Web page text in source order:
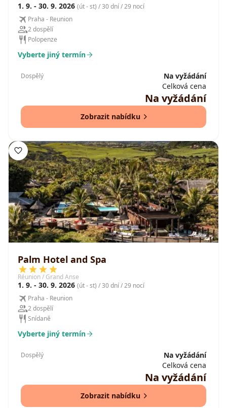
1. 9. - 30. 9. 2026 (út - st) / 30 dní / 29 nocí
Praha - Reunion
2 dospělí
Polopenze
Vyberte jiný termín
Dospělý
Na vyžádání
Celková cena
Na vyžádání
Zobrazit nabídku
Palm Hotel and Spa
Réunion / Grand Anse
1. 9. - 30. 9. 2026 (út - st) / 30 dní / 29 nocí
Praha - Reunion
2 dospělí
Snídaně
Vyberte jiný termín
Dospělý
Na vyžádání
Celková cena
Na vyžádání
Zobrazit nabídku